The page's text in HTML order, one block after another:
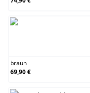
braun
69,90 €